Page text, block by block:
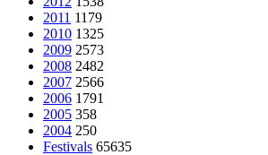
2011 1179
2010 1325
2009 2573
2008 2482
2007 2566
2006 1791
2005 358
2004 250
Festivals 65635